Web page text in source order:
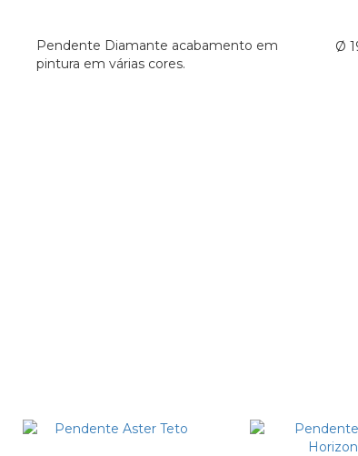
Pendente Diamante acabamento em
pintura em várias cores.
Ø